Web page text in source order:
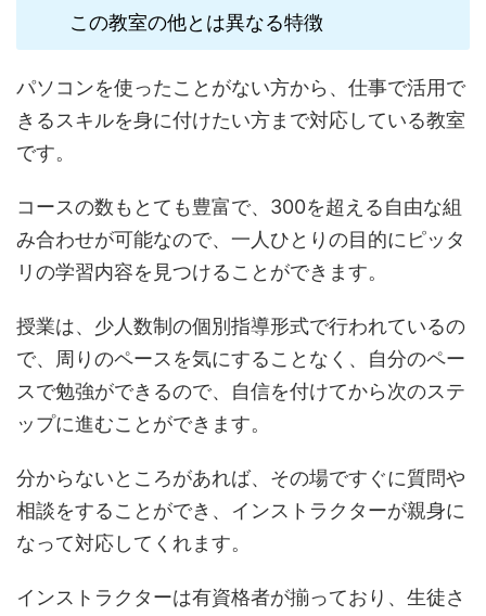
この教室の他とは異なる特徴
パソコンを使ったことがない方から、仕事で活用で
きるスキルを身に付けたい方まで対応している教室
です。
コースの数もとても豊富で、300を超える自由な組
み合わせが可能なので、一人ひとりの目的にピッタ
リの学習内容を見つけることができます。
授業は、少人数制の個別指導形式で行われているの
で、周りのペースを気にすることなく、自分のペー
スで勉強ができるので、自信を付けてから次のステ
ップに進むことができます。
分からないところがあれば、その場ですぐに質問や
相談をすることができ、インストラクターが親身に
なって対応してくれます。
インストラクターは有資格者が揃っており、生徒さ